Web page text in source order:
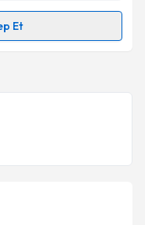
ediyorum.
Et
posta ile